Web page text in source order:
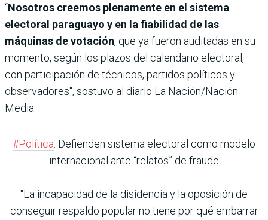
“Nosotros creemos plenamente en el sistema
electoral paraguayo y en la fiabilidad de las
máquinas de votación, que ya fueron auditadas en su
momento, según los plazos del calendario electoral,
con participación de técnicos, partidos políticos y
observadores", sostuvo al diario La Nación/Nación
Media.
#Política . Defienden sistema electoral como modelo
internacional ante “relatos” de fraude
"La incapacidad de la disidencia y la oposición de
conseguir respaldo popular no tiene por qué embarrar